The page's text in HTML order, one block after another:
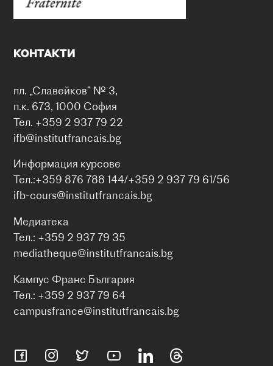
КОНТАКТИ
пл. „Славейков“ № 3,
п.к. 673, 1000 София
Тел. +359 2 937 79 22
ifb@institutfrancais.bg
Информация курсове
Тел.:+359 876 788 144/+359 2 937 79 61/56
ifb-cours@institutfrancais.bg
Медиатека
Тел.: +359 2 937 79 35
mediatheque@institutfrancais.bg
Кампус Франс България
Тел.: +359 2 937 79 64
campusfrance@institutfrancais.bg